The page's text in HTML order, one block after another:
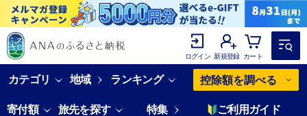
ログイン 新規登録 カート
カテゴリ 地域 ランキング 控除額を調べる
寄付額 旅先を探す 特集 ご利用ガイド